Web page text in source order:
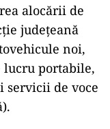
alocării de
judeţeană
noi,
lucru portabile,
servicii de voce